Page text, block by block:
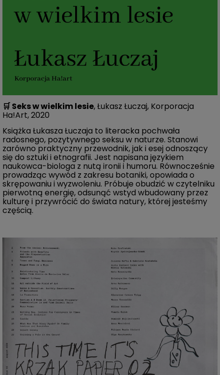
🛒Seks w wielkim lesie, Łukasz Łuczaj, Korporacja
Ha!Art, 2020
Książka Łukasza Łuczaja to literacka pochwała
radosnego, pozytywnego seksu w naturze. Stanowi
zarówno praktyczny przewodnik, jak i esej odnoszący
się do sztuki i etnografii. Jest napisana językiem
naukowca-biologa z nutą ironii i humoru. Równocześnie
prowadząc wywód z zakresu botaniki, opowiada o
skrępowaniu i wyzwoleniu. Próbuje obudzić w czytelniku
pierwotną energię, odsunąć wstyd wbudowany przez
kulturę i przywrócić do świata natury, której jesteśmy
częścią.